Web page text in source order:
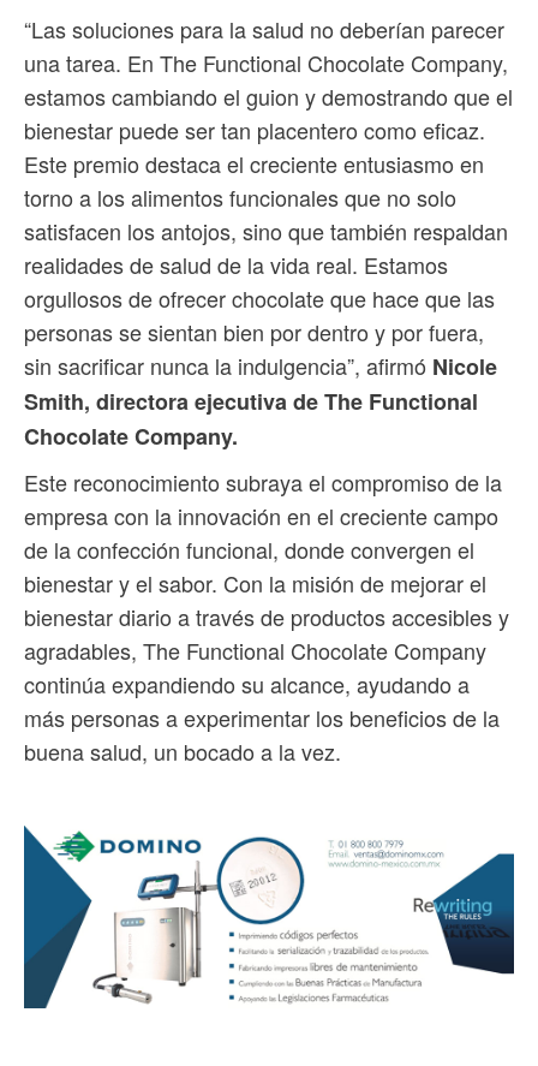
“Las soluciones para la salud no deberían parecer
una tarea. En The Functional Chocolate Company,
estamos cambiando el guion y demostrando que el
bienestar puede ser tan placentero como eficaz.
Este premio destaca el creciente entusiasmo en
torno a los alimentos funcionales que no solo
satisfacen los antojos, sino que también respaldan
realidades de salud de la vida real. Estamos
orgullosos de ofrecer chocolate que hace que las
personas se sientan bien por dentro y por fuera,
sin sacrificar nunca la indulgencia”, afirmó Nicole
Smith, directora ejecutiva de The Functional
Chocolate Company.
Este reconocimiento subraya el compromiso de la
empresa con la innovación en el creciente campo
de la confección funcional, donde convergen el
bienestar y el sabor. Con la misión de mejorar el
bienestar diario a través de productos accesibles y
agradables, The Functional Chocolate Company
continúa expandiendo su alcance, ayudando a
más personas a experimentar los beneficios de la
buena salud, un bocado a la vez.